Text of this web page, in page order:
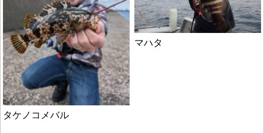
タケノコメバル
マハタ